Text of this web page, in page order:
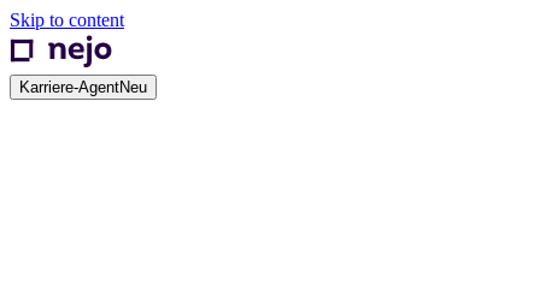
Skip to content
Karriere-AgentNeu